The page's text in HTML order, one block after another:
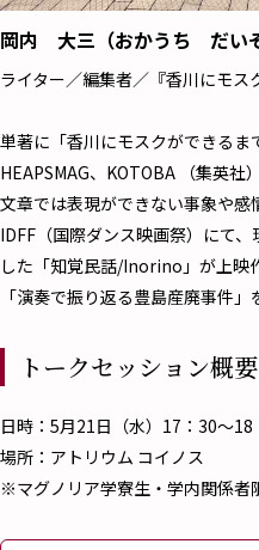
岡内 大三（おかうち だいぞ
ライター／編集者／『香川にモス
単著に「香川にモスクができるま
HEAPSMAG、KOTOBA （集英社
文章では表現ができない事象や感
IDFF（国際ダンス映画祭）にて
した「知覚民話/Inorino」が上映
「演奏で振り返る豊島産廃事件」
トークセッション概要
日時：5月21日（水）17：30～18
場所：アトリウム コイノス
※マグノリア学寮生・学内関係者